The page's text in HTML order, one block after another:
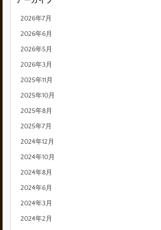
2026年7月
2026年6月
2026年5月
2026年3月
2025年11月
2025年10月
2025年8月
2025年7月
2024年12月
2024年10月
2024年8月
2024年6月
2024年3月
2024年2月